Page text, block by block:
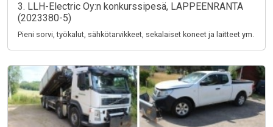
3. LLH-Electric Oy:n konkurssipesä, LAPPEENRANTA
(2023380-5)
Pieni sorvi, työkalut, sähkötarvikkeet, sekalaiset koneet ja laitteet ym.